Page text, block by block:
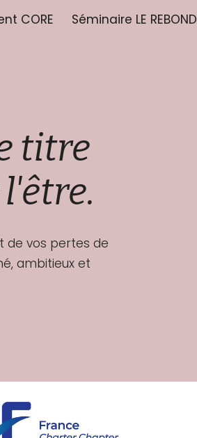
Skip to navigation
CORE Séminaire LE REBOND
titre
de vos pertes de
ambitieux et